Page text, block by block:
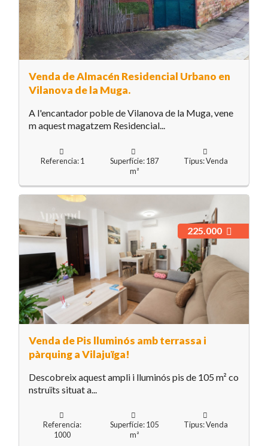
Venda de Almacén Residencial Urbano en
Vilanova de la Muga.
A l'encantador poble de Vilanova de la Muga, vene
m aquest magatzem Residencial...
Referencia: 1
Superfície: 187
m²
Tipus: Venda
Venda de Pis lluminós amb terrassa i
pàrquing a Vilajuïga!
225.000
Descobreix aquest ampli i lluminós pis de 105 m² co
nstruïts situat a...
Referencia:
1000
Superfície: 105
m²
Tipus: Venda